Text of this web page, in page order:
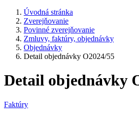
Úvodná stránka
Zverejňovanie
Povinné zverejňovanie
Zmluvy, faktúry, objednávky
Objednávky
Detail objednávky O2024/55
Detail objednávky
Faktúry